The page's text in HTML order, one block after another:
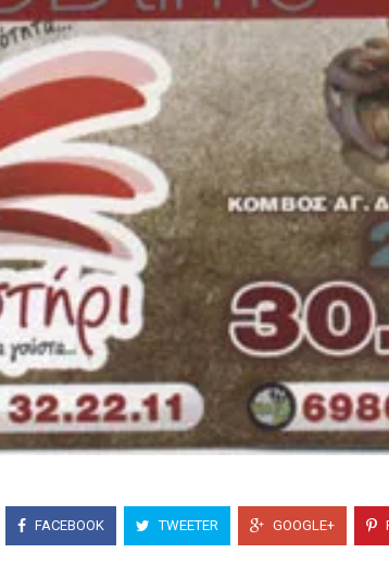
FACEBOOK TWEETER GOOGLE+